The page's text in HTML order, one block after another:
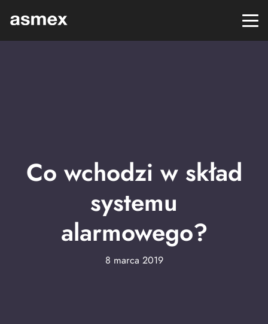
Co wchodzi w skład
systemu
alarmowego?
8 marca 2019